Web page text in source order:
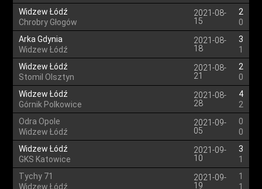
Widzew Łódź
Chrobry Głogów
2021-08-
15
2
0
Arka Gdynia
Widzew Łódź
2021-08-
18
3
1
Widzew Łódź
Stomil Olsztyn
2021-08-
21
2
0
Widzew Łódź
Górnik Polkowice
2021-08-
28
4
2
Odra Opole
Widzew Łódź
2021-09-
05
0
0
Widzew Łódź
GKS Katowice
2021-09-
10
3
1
Tychy 71
Widzew Łódź
2021-09-
19
1
1